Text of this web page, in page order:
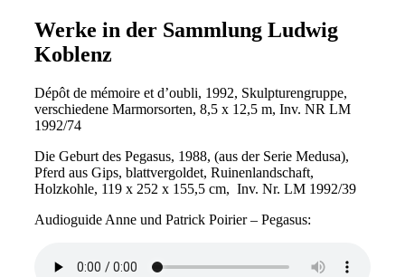
Werke in der Sammlung Ludwig
Koblenz
Dépôt de mémoire et d’oubli, 1992, Skulpturengruppe,
verschiedene Marmorsorten, 8,5 x 12,5 m, Inv. NR LM
1992/74
Die Geburt des Pegasus, 1988, (aus der Serie Medusa),
Pferd aus Gips, blattvergoldet, Ruinenlandschaft,
Holzkohle, 119 x 252 x 155,5 cm, Inv. Nr. LM 1992/39
Audioguide Anne und Patrick Poirier – Pegasus: